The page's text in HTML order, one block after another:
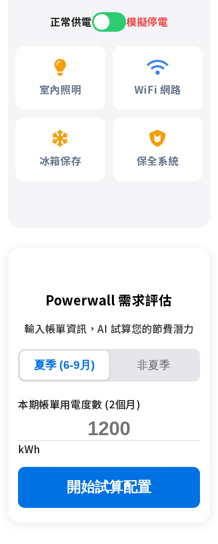
正常供電 模擬停電
室內照明 WiFi 網路
冰箱保存 保全系統
Powerwall 需求評估
輸入帳單資訊，AI 試算您的節費潛力
夏季 (6-9月) 非夏季
本期帳單用電度數 (2個月)
kWh
開始試算配置